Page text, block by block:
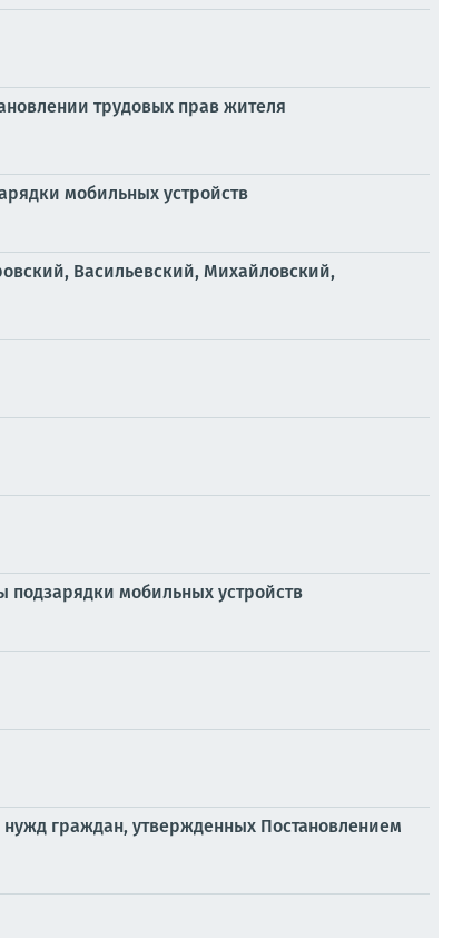
трудовых прав жителя
мобильных устройств
Васильевский, Михайловский,
подзарядки мобильных устройств
граждан, утвержденных Постановлением